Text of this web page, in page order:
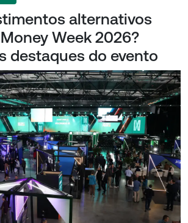
alternativos
Week 2026?
destaques do evento